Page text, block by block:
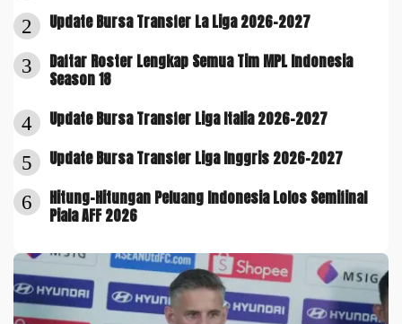
2 Update Bursa Transfer La Liga 2026-2027
3
Daftar Roster Lengkap Semua Tim MPL Indonesia
Season 18
4 Update Bursa Transfer Liga Italia 2026-2027
5 Update Bursa Transfer Liga Inggris 2026-2027
6
Hitung-Hitungan Peluang Indonesia Lolos Semifinal
Piala AFF 2026